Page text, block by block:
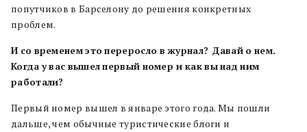
попутчиков в Барселону до решения конкретных
проблем.
И со временемэто переросло в журнал? Давай о нем.
Когда увас вышелпервый номер и каквынад ним
работали?
Первый номер вышел в январе этого года. Мы пошли
дальше, чем обычные туристические блоги и